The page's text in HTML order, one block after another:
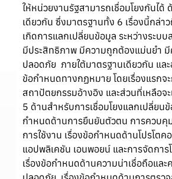
ให้หน่วยงานรัฐสามารถเชื่อมโยงกันได้
เดียวกัน ซึ่งมาตรฐานทั้ง 6 เรื่องนี้กล่า
เกิดการแลกเปลี่ยนข้อมูล ระหว่างระบบ
มีประสิทธิภาพ มีความถูกต้องแม่นยํา
ปลอดภัย ภายใต้มาตรฐานเดียวกัน และ
ข้อกําหนดทางกฏหมาย โดยเรื่องแรกจ
สถาปัตยกรรมอ้างอิง และส่วนที่เหลือจ
5 ด้านสำหรับการเชื่อมโยงแลกเปลี่ยน
กําหนดด้านการยืนยันตัวตน การควบ
การใช้งาน เรื่องข้อกําหนดด้านโปรโต
แอปพลิเคชัน เอนพอยน์ และการจัดการ
เรื่องข้อกําหนดด้านความน่าเชื่อถือแล